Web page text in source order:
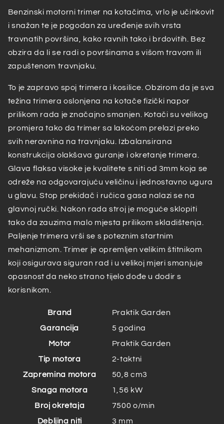
Benzinski motorni trimer na kotačima, vrlo je učinkovit
i snažan te je pogodan za uređenje svih vrsta
travnatih površina, kako ravnih tako i brdovitih. Bez
obzira da li se radi o površinama s višom travom ili
zapuštenom travnjaku.
To je zapravo spoj trimera i kosilice. Obzirom da je sva
težina trimera oslonjena na kotače fizički napor
prilikom rada je značajno smanjen. Kotači su velikog
promjera tako da trimer sa lakoćom prelazi preko
svih neravnina na travnjaku. Izbalansirana
konstrukcija olakšava guranje i okretanje trimera.
Glava flaksa visoke je kvalitete s niti od 3mm koja se
odreže na odgovarajuću veličinu i jednostavno ugura
u glavu. Stop prekidač i ručica gasa nalazi se na
glavnoj ručki. Nakon rada stroj je moguće sklopiti
tako da zauzima malo mjesta prilikom skladištenja.
Paljenje trimera vrši se s poteznim startnim
mehanizmom. Trimer je opremljen velikim štitnikom
koji osigurava siguran rad i u velikoj mjeri smanjuje
opasnost da neko strano tijelo dođe u dodir s
korisnikom.
Brand
Praktik Garden
Garancija
5 godina
Motor
Praktik Garden
Tip motora
2-taktni
Zapremina motora
50,8 cm3
Snaga motora
1,56 kW
Broj okretaja
7500 o/min
Debljina niti
3 mm